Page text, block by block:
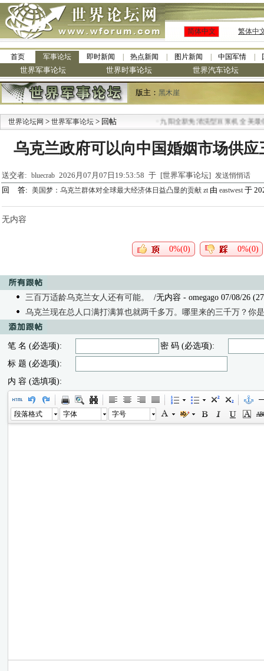
简体中文 繁体中
首页 军事论坛 即时新闻 热点新闻 图片新闻 中国军情
世界军事论坛 世界时事论坛 世界汽车论坛
版主： 黑木崖
世界论坛网 > 世界军事论坛 > 回帖 九阳全新免清洗型豆浆机 全美最低
乌克兰政府可以向中国婚姻市场供
送交者: bluecrab 2026月07月07日19:53:58 于 [世界军事论坛] 发送悄悄话
回 答: 美国梦：乌克兰群体对全球最大经济体日益凸显的贡献 zt 由 eastwest 于
无内容
0%(0) 0%(0)
三百万适龄乌克兰女人还有可能。
/无内容 - omegago 07/08/26
乌克兰现在总人口满打满算也就两千多万。哪里来的三千万？你
笔 名 (必选项):
密 码 (必选项):
标 题 (必选项):
内 容 (选填项):
段落格式 字体 字号